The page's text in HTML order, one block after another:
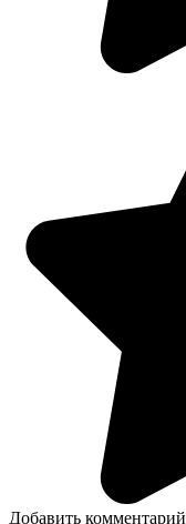
Добавить комментарий